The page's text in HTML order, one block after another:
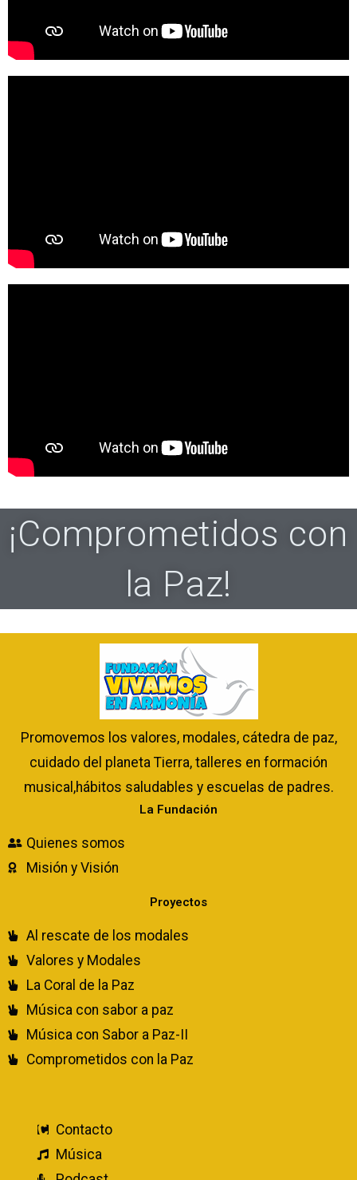
¡Comprometidos con
la Paz!
Promovemos los valores, modales, cátedra de paz,
cuidado del planeta Tierra, talleres en formación
musical,hábitos saludables y escuelas de padres.
La Fundación
Quienes somos
Misión y Visión
Proyectos
Al rescate de los modales
Valores y Modales
La Coral de la Paz
Música con sabor a paz
Música con Sabor a Paz-II
Comprometidos con la Paz
Contacto
Música